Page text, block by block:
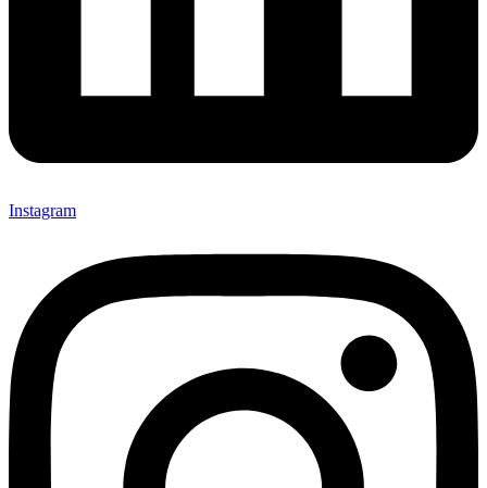
Instagram